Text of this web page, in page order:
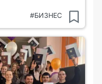
#БИЗНЕС